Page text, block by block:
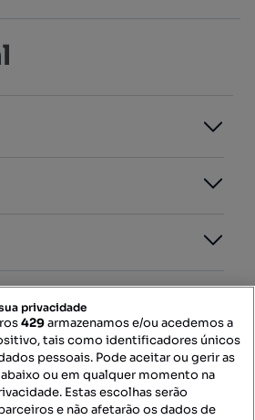
privacidade
429armazenamos e/ou acedemos a
tais como identificadores únicos
pessoais. Pode aceitar ou gerir as
ou em qualquer momento na
Estas escolhas serão
e não afetarão os dados de